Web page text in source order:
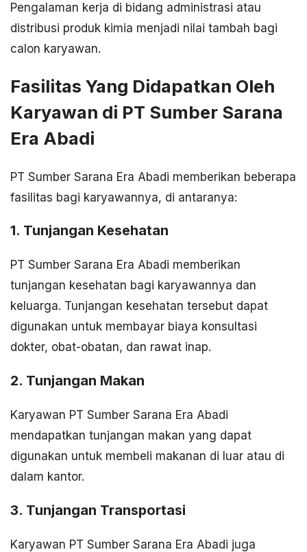
Pengalaman kerja di bidang administrasi atau
distribusi produk kimia menjadi nilai tambah bagi
calon karyawan.
Fasilitas Yang Didapatkan Oleh
Karyawan di PT Sumber Sarana
Era Abadi
PT Sumber Sarana Era Abadi memberikan beberapa
fasilitas bagi karyawannya, di antaranya:
1. Tunjangan Kesehatan
PT Sumber Sarana Era Abadi memberikan
tunjangan kesehatan bagi karyawannya dan
keluarga. Tunjangan kesehatan tersebut dapat
digunakan untuk membayar biaya konsultasi
dokter, obat-obatan, dan rawat inap.
2. Tunjangan Makan
Karyawan PT Sumber Sarana Era Abadi
mendapatkan tunjangan makan yang dapat
digunakan untuk membeli makanan di luar atau di
dalam kantor.
3. Tunjangan Transportasi
Karyawan PT Sumber Sarana Era Abadi juga